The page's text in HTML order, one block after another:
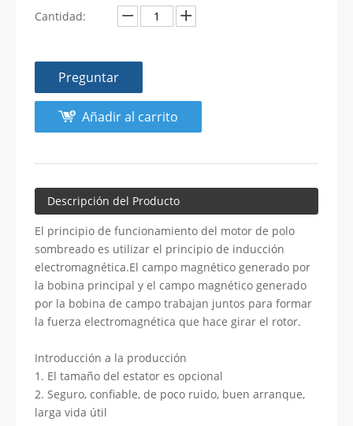
Cantidad:
Preguntar
Añadir al carrito
Descripción del Producto
El principio de funcionamiento del motor de polo
sombreado es utilizar el principio de inducción
electromagnética.El campo magnético generado por
la bobina principal y el campo magnético generado
por la bobina de campo trabajan juntos para formar
la fuerza electromagnética que hace girar el rotor.
Introducción a la producción
1. El tamaño del estator es opcional
2. Seguro, confiable, de poco ruido, buen arranque,
larga vida útil